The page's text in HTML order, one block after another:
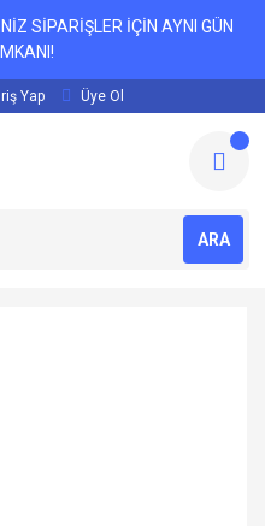
SİPARİŞLER İÇİN AYNI GÜN
Yap Üye Ol
ARA